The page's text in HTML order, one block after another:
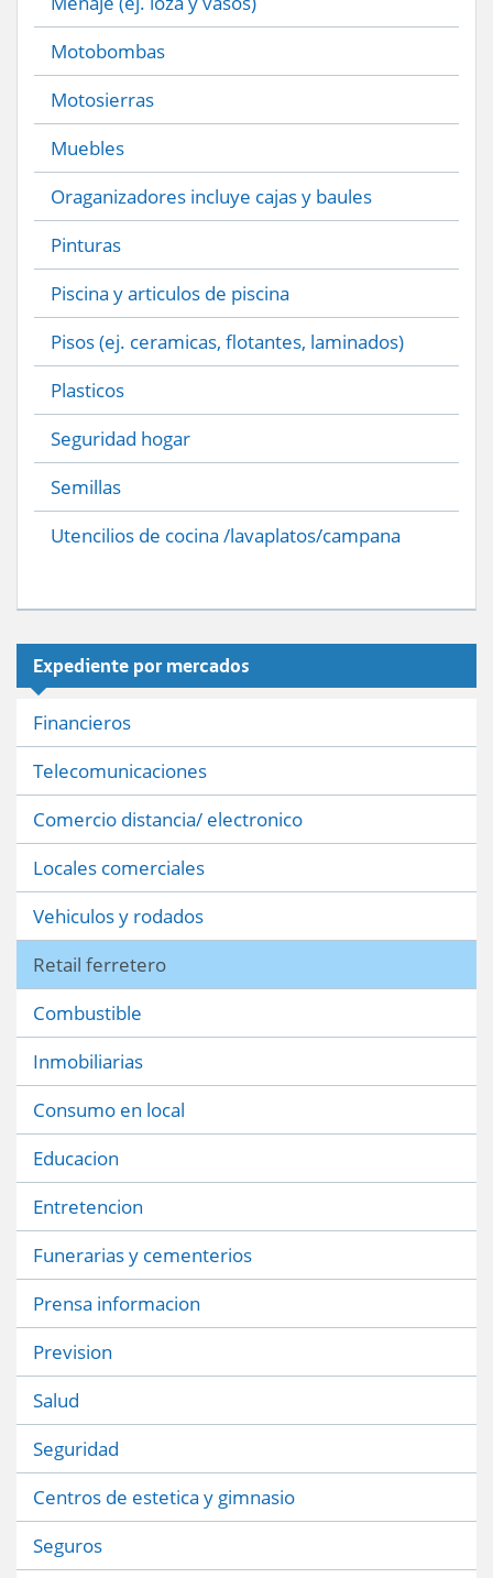
Motobombas
Motosierras
Muebles
Oraganizadores incluye cajas y baules
Pinturas
Piscina y articulos de piscina
Pisos (ej. ceramicas, flotantes, laminados)
Plasticos
Seguridad hogar
Semillas
Utencilios de cocina /lavaplatos/campana
Expediente por mercados
Financieros
Telecomunicaciones
Comercio distancia/ electronico
Locales comerciales
Vehiculos y rodados
Retail ferretero
Combustible
Inmobiliarias
Consumo en local
Educacion
Entretencion
Funerarias y cementerios
Prensa informacion
Prevision
Salud
Seguridad
Centros de estetica y gimnasio
Seguros